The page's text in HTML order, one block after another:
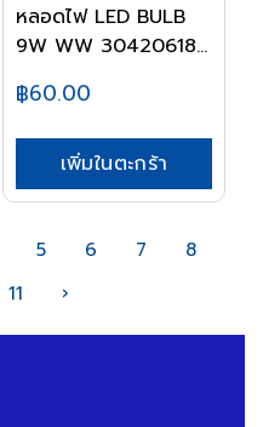
หลอดไฟ LED BULB
9W WW 30420618
฿60.00
เพิ่มในตะกร้า
5 6 7
8
11 ›